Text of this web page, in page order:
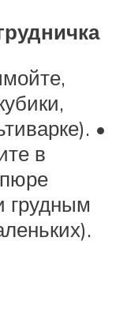
•
в
грудным